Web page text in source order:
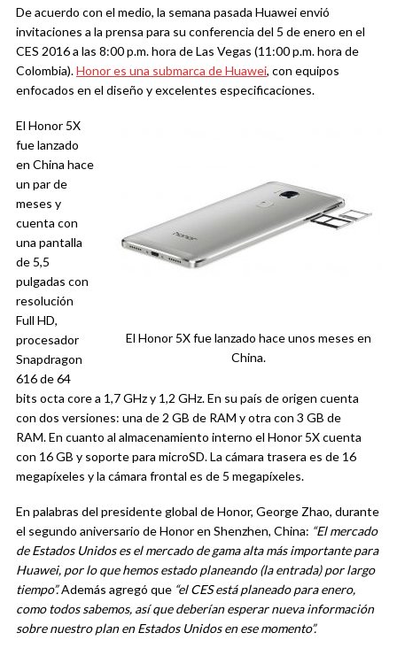
De acuerdo con el medio, la semana pasada Huawei envió
invitaciones a la prensa para su conferencia del 5 de enero en el
CES 2016 a las 8:00 p.m. hora de Las Vegas (11:00 p.m. hora de
Colombia).Honor es una submarca de Huawei, con equipos
enfocados en el diseño y excelentes especificaciones.
El Honor 5X fue lanzado hace unos meses en
China.
El Honor 5X
fue lanzado
en China hace
un par de
meses y
cuenta con
una pantalla
de 5,5
pulgadas con
resolución
Full HD,
procesador
Snapdragon
616 de 64
bits octa core a 1,7 GHz y 1,2 GHz. En su país de origen cuenta
con dos versiones: una de 2 GB de RAM y otra con 3 GB de
RAM. En cuanto al almacenamiento interno el Honor 5X cuenta
con 16 GB y soporte para microSD. La cámara trasera es de 16
megapíxeles y la cámara frontal es de 5 megapíxeles.
En palabras del presidente global de Honor, George Zhao, durante
el segundo aniversario de Honor en Shenzhen, China: “El mercado
de Estados Unidos es el mercado de gama alta más importante para
Huawei, por lo que hemos estado planeando (la entrada) por largo
tiempo”.Además agregó que “el CES está planeado para enero,
como todos sabemos, así que deberían esperar nueva información
sobre nuestro plan en Estados Unidos en ese momento”.